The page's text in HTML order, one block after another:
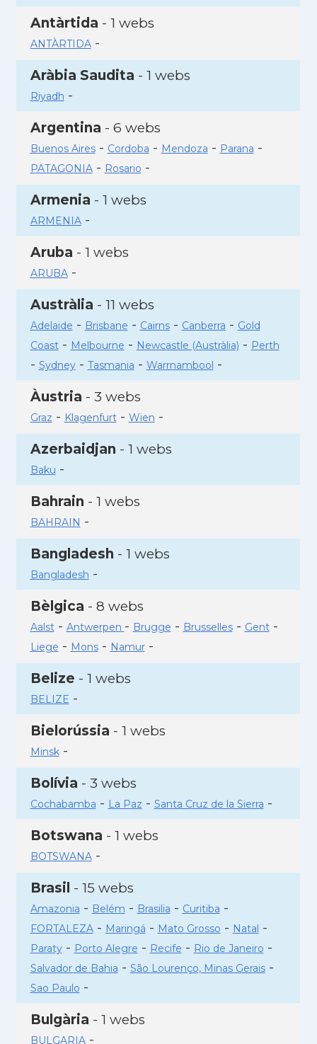
Antàrtida - 1 webs
ANTÀRTIDA-
Aràbia Saudita - 1 webs
Riyadh -
Argentina - 6 webs
Buenos Aires- Cordoba - Mendoza - Parana -
PATAGONIA- Rosario -
Armenia - 1 webs
ARMENIA-
Aruba - 1 webs
ARUBA-
Austràlia - 11 webs
Adelaide - Brisbane - Cairns- Canberra - Gold
Coast- Melbourne - Newcastle (Austràlia) - Perth
- Sydney- Tasmania - Warrnambool -
Àustria - 3 webs
Graz - Klagenfurt- Wien -
Azerbaidjan - 1 webs
Baku -
Bahrain - 1 webs
BAHRAIN -
Bangladesh - 1 webs
Bangladesh -
Bèlgica - 8 webs
Aalst- Antwerpen - Brugge - Brusselles- Gent-
Liege - Mons- Namur-
Belize - 1 webs
BELIZE -
Bielorússia - 1 webs
Minsk-
Bolívia - 3 webs
Cochabamba - La Paz - Santa Cruz de la Sierra -
Botswana - 1 webs
BOTSWANA-
Brasil - 15 webs
Amazonia - Belém - Brasilia - Curitiba -
FORTALEZA- Maringá - Mato Grosso - Natal -
Paraty- Porto Alegre - Recife - Rio de Janeiro -
Salvador de Bahia - São Lourenço, Minas Gerais-
Sao Paulo -
Bulgària - 1 webs
BULGARIA-